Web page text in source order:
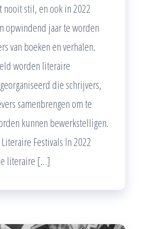
nooit stil, en ook in 2022
opwindend jaar te worden
van boeken en verhalen.
worden literaire
die schrijvers,
samenbrengen om te
kunnen bewerkstelligen.
Festivals In 2022
literaire […]